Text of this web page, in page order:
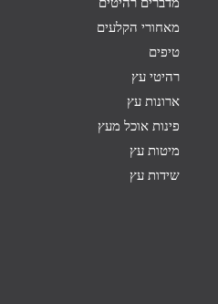
מאחורי הקלעים
טיפים
רהיטי עץ
ארונות עץ
פינות אוכל מעץ
מיטות עץ
שידות עץ